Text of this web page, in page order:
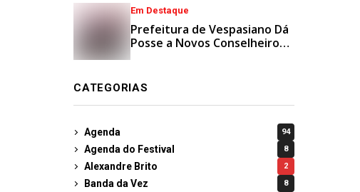
Em Destaque
Prefeitura de Vespasiano Dá
Posse a Novos Conselheiros
CATEGORIAS
Agenda 94
Agenda do Festival 8
Alexandre Brito 2
Banda da Vez 8